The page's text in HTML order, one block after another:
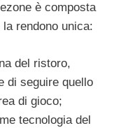
è composta
rendono unica:
del ristoro,
di seguire quello
di gioco;
tecnologia del